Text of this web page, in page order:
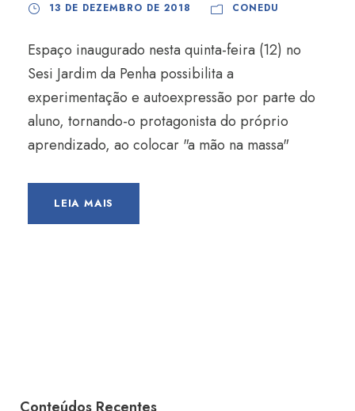
13 DE DEZEMBRO DE 2018 CONEDU
Espaço inaugurado nesta quinta-feira (12) no
Sesi Jardim da Penha possibilita a
experimentação e autoexpressão por parte do
aluno, tornando-o protagonista do próprio
aprendizado, ao colocar "a mão na massa"
LEIA MAIS